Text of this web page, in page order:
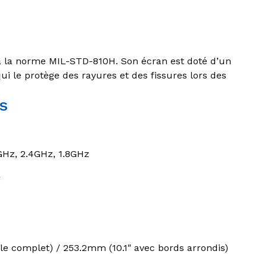
norme MIL-STD-810H. Son écran est doté d’un
le protège des rayures et des fissures lors des
2.4GHz, 1.8GHz
complet) / 253.2mm (10.1″ avec bords arrondis)